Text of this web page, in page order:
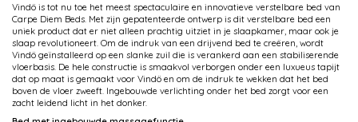
Vindö is tot nu toe het meest spectaculaire en innovatieve verstelbare bed van
Carpe Diem Beds. Met zijn gepatenteerde ontwerp is dit verstelbare bed een
uniek product dat er niet alleen prachtig uitziet in je slaapkamer, maar ook je
slaap revolutioneert. Om de indruk van een drijvend bed te creëren, wordt
Vindö geïnstalleerd op een slanke zuil die is verankerd aan een stabiliserende
vloerbasis. De hele constructie is smaakvol verborgen onder een luxueus tapijt
dat op maat is gemaakt voor Vindö en om de indruk te wekken dat het bed
boven de vloer zweeft. Ingebouwde verlichting onder het bed zorgt voor een
zacht leidend licht in het donker.